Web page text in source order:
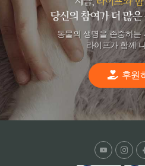
동물의 생명을 존중하는
라이프가 함께
후원